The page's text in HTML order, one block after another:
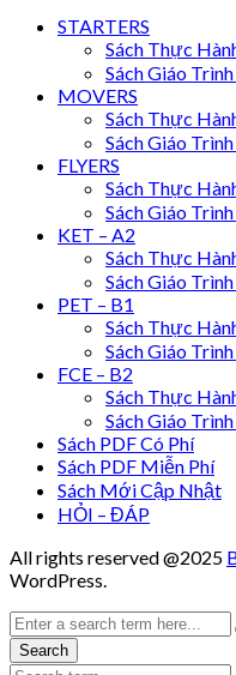
STARTERS
Sách Thực
Sách Giáo
MOVERS
Sách Thực
Sách Giáo
FLYERS
Sách Thực
Sách Giáo Trình
KET – A2
Sách Thực
Sách Giáo
PET – B1
Sách Thực
Sách Giáo
FCE – B2
Sách Thực
Sách Giáo
Sách PDF Có Phí
Sách PDF Miễn Phí
Sách Mới Cập Nhật
HỎI – ĐÁP
All rights reserved @2025
WordPress.
Search